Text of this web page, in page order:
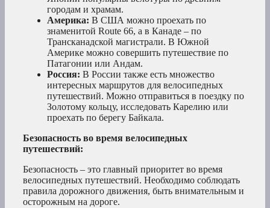
городам и храмам.
Америка: В США можно проехать по
знаменитой Route 66, а в Канаде – по
Трансканадской магистрали. В Южной
Америке можно совершить путешествие по
Патагонии или Андам.
Россия: В России также есть множество
интересных маршрутов для велосипедных
путешествий. Можно отправиться в поездку по
Золотому кольцу, исследовать Карелию или
проехать по берегу Байкала.
Безопасность во время велосипедных
путешествий:
Безопасность – это главный приоритет во время
велосипедных путешествий. Необходимо соблюдать
правила дорожного движения, быть внимательным и
осторожным на дороге.